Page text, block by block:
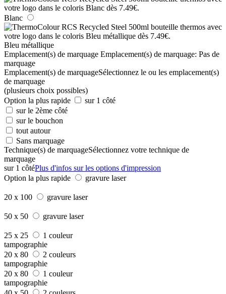
Blanc
Bleu métallique
Emplacement(s) de marquage Emplacement(s) de marquage: Pas de
marquage
Emplacement(s) de marquageSélectionnez le ou les emplacement(s)
de marquage
(plusieurs choix possibles)
Option la plus rapide
sur 1 côté
sur le 2ème côté
sur le bouchon
tout autour
Sans marquage
Technique(s) de marquageSélectionnez votre technique de
marquage
sur 1 côtéPlus d'infos sur les options d'impression
Option la plus rapide
gravure laser
20 x 100 gravure laser
50 x 50 gravure laser
25 x 25
1 couleur
tampographie
20 x 80
2 couleurs
tampographie
20 x 80
1 couleur
tampographie